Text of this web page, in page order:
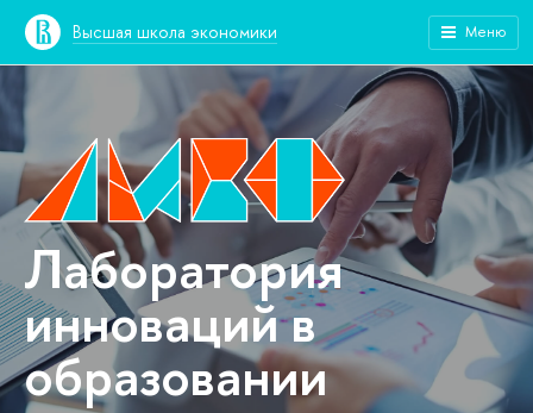
Высшая школа экономики Меню
Лаборатория
инноваций в
образовании